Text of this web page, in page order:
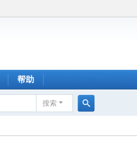
帮助
搜索
索